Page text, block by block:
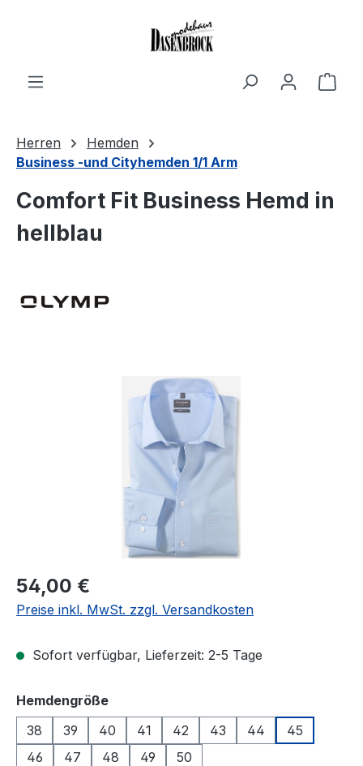
Herren
Hemden
Business -und Cityhemden 1/1 Arm
Comfort Fit Business Hemd in
hellblau
Bildergalerie überspringen
Regulärer Preis:
54,00 €
Preise inkl. MwSt. zzgl. Versandkosten
Sofort verfügbar, Lieferzeit: 2-5 Tage
Hemdengrößeauswählen
38
39 40 41 42 43 44
45
46
47 48 49 50